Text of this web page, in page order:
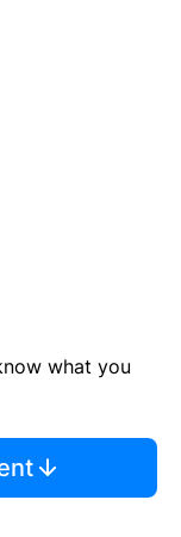
what you